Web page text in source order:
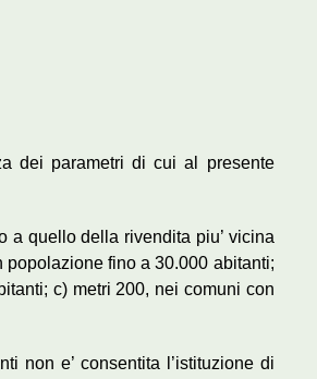
dei parametri di cui al presente
a quello della rivendita piu’ vicina
popolazione fino a 30.000 abitanti;
c) metri 200, nei comuni con
non e’ consentita l’istituzione di